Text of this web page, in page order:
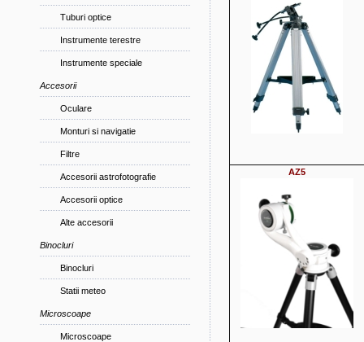
Tuburi optice
Instrumente terestre
Instrumente speciale
Accesorii
Oculare
Monturi si navigatie
Filtre
Accesorii astrofotografie
Accesorii optice
Alte accesorii
Binocluri
Binocluri
Statii meteo
Microscoape
Microscoape
AZ5